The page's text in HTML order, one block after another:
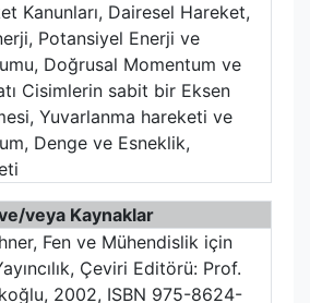
Kanunları, Dairesel Hareket,
Potansiyel Enerji ve
Doğrusal Momentum ve
Cisimlerin sabit bir Eksen
Yuvarlanma hareketi ve
Denge ve Esneklik,
veya Kaynaklar
Fen ve Mühendislik için
Çeviri Editörü: Prof.
2002, ISBN 975-8624-